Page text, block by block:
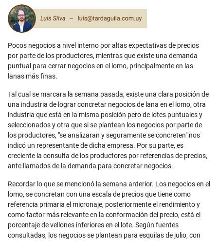
Email
Pocos negocios a nivel interno por altas expectativas de precios
por parte de los productores, mientras que existe una demanda
puntual para cerrar negocios en el lomo, principalmente en las
lanas más finas.
Tal cual se marcara la semana pasada, existe una clara posición de
una industria de lograr concretar negocios de lana en el lomo, otra
industria que está en la misma posición pero de lotes puntuales y
seleccionados y otra que si se plantean los negocios por parte de
los productores, "se analizaran y seguramente se concreten" nos
indicó un representante de dicha empresa. Por su parte, es
creciente la consulta de los productores por referencias de precios,
ante llamados de la demanda para concretar negocios.
Recordar lo que se mencionó la semana anterior. Los negocios en el
lomo, se concretan con una escala de precios que tiene como
referencia primaria el micronaje, posteriormente el rendimiento y
como factor más relevante en la conformación del precio, está el
porcentaje de vellones inferiores en el lote. Según fuentes
consultadas, los negocios se plantean para esquilas de julio, con